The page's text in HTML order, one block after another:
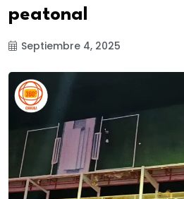
peatonal
Septiembre 4, 2025